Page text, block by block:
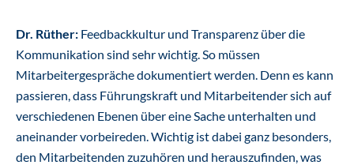
Dr. Rüther: Feedbackkultur und Transparenz über die
Kommunikation sind sehr wichtig. So müssen
Mitarbeitergespräche dokumentiert werden. Denn es kann
passieren, dass Führungskraft und Mitarbeitender sich auf
verschiedenen Ebenen über eine Sache unterhalten und
aneinander vorbeireden. Wichtig ist dabei ganz besonders,
den Mitarbeitenden zuzuhören und herauszufinden, was